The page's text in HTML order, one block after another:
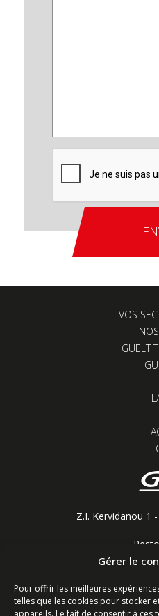
Gérer le
Pour offrir les meilleures
telles que les cookies pour stocker
appareils. Le fait de consentir à
VOS
GUELT
Z.I. Kervidanou 1
Contactez-nous